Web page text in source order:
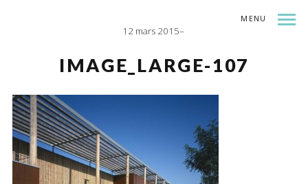
MENU
12 mars 2015
IMAGE_LARGE-107